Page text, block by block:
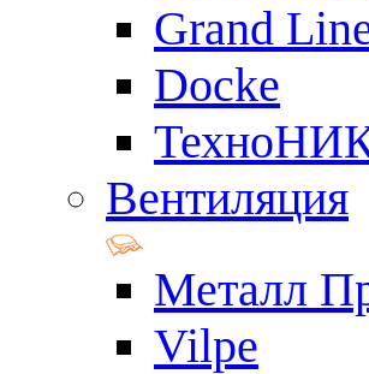
Grand
Docke
Вентиляция
Металл
Vilpe